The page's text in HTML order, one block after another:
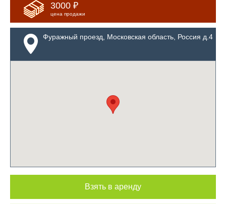
3000 ₽
цена продажи
Фуражный проезд, Московская область, Россия д.4
Взять в аренду